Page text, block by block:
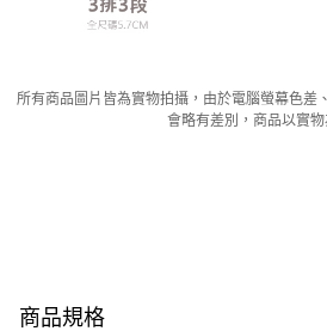
所有商品圖片皆為實物拍攝，由於電腦螢幕色差
會略有差別，商品以實物
商品規格